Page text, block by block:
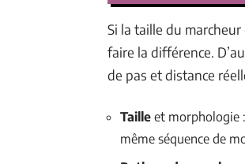
Si la taille du
faire la différence.
de pas et distance
Taille et morphologie
même séquence de